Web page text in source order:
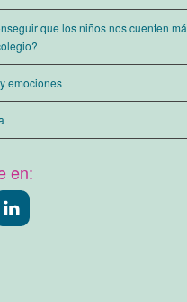
que los niños nos cuenten
emociones
en: